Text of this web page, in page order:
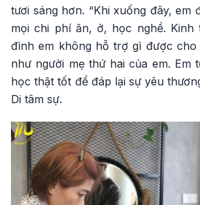
tươi sáng hơn. “Khi xuống đây, em
mọi chi phí ăn, ở, học nghề. Kinh
đình em không hỗ trợ gì được cho
như người mẹ thứ hai của em. Em
học thật tốt để đáp lại sự yêu
Di tâm sự.